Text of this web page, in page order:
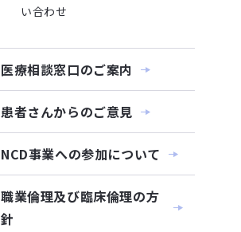
い合わせ
医療相談窓口のご案内
患者さんからのご意見
NCD事業への参加について
職業倫理及び臨床倫理の方
針